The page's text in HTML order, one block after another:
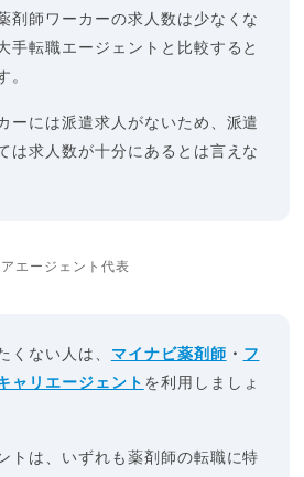
剤師ワーカーの求人数は少なくな
手転職エージェントと比較すると
。
ーには派遣求人がないため、派遣
は求人数が十分にあるとは言えな
エージェント代表
くない人は、 マイナビ薬剤師 ・ フ
ャリエージェント を利用しましょ
トは、いずれも薬剤師の転職に特